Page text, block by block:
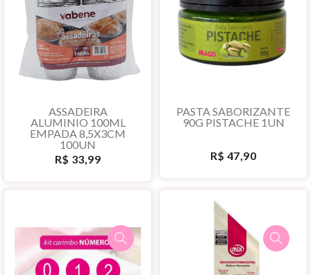
ASSADEIRA
ALUMINIO 100ML
EMPADA 8,5X3CM
100UN
R$ 33,99
PASTA SABORIZANTE
90G PISTACHE 1UN
R$ 47,90